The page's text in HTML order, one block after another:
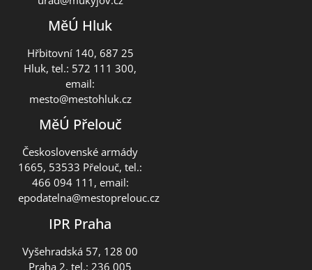
MěÚ Hluk
Hřbitovní 140, 687 25
Hluk, tel.: 572 111 300,
email:
mesto@mestohluk.cz
MěÚ Přelouč
Československé armády
1665, 53533 Přelouč, tel.:
466 094 111, email:
epodatelna@mestoprelouc.cz
IPR Praha
Vyšehradská 57, 128 00
Praha 2, tel.: 236 005